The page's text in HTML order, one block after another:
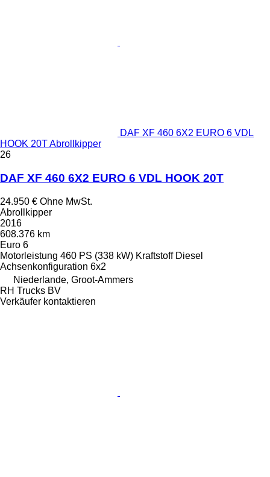
DAF XF 460 6X2 EURO 6 VDL
HOOK 20T Abrollkipper
26
DAF XF 460 6X2 EURO 6 VDL HOOK 20T
24.950 € Ohne MwSt.
Abrollkipper
2016
608.376 km
Euro 6
Motorleistung 460 PS (338 kW) Kraftstoff Diesel
Achsenkonfiguration 6x2
Niederlande, Groot-Ammers
RH Trucks BV
Verkäufer kontaktieren